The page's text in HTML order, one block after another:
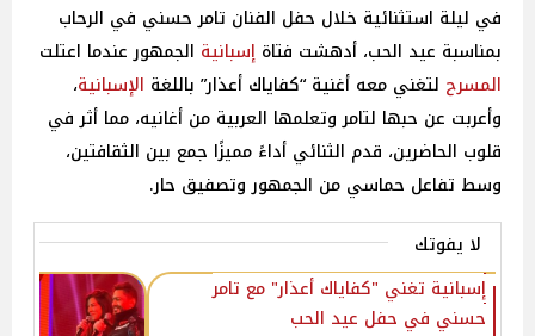
في ليلة استثنائية خلال حفل الفنان تامر حسني في الرحاب
بمناسبة عيد الحب، أدهشت فتاة إسبانية الجمهور عندما اعتلت
المسرح لتغني معه أغنية “كفاياك أعذار” باللغة الإسبانية،
وأعربت عن حبها لتامر وتعلمها العربية من أغانيه، مما أثر في
قلوب الحاضرين، قدم الثنائي أداءً مميزًا جمع بين الثقافتين،
وسط تفاعل حماسي من الجمهور وتصفيق حار.
لا يفوتك
إسبانية تغني "كفاياك أعذار" مع تامر
حسني في حفل عيد الحب‎